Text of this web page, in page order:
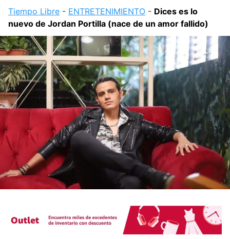
Tiempo Libre - ENTRETENIMIENTO - Dices es lo
nuevo de Jordan Portilla (nace de un amor fallido)